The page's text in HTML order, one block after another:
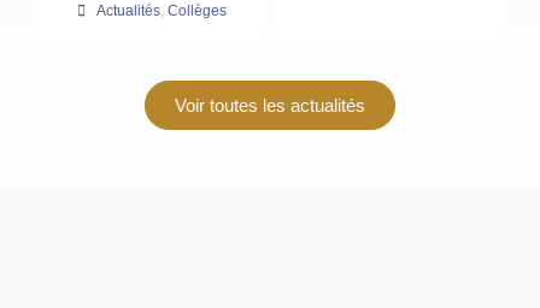
Actualités, Collèges
Voir toutes les actualités